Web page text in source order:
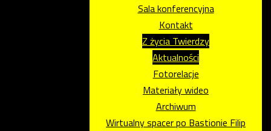
Sala konferencyjna
Kontakt
Z życia Twierdzy
Aktualności
Fotorelacje
Materiały wideo
Archiwum
Wirtualny spacer po Bastionie Filip